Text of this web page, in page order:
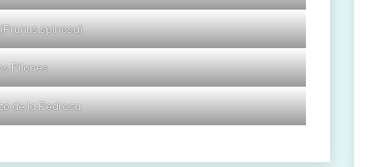
spinosa)
Pilones
de la Pedrosa